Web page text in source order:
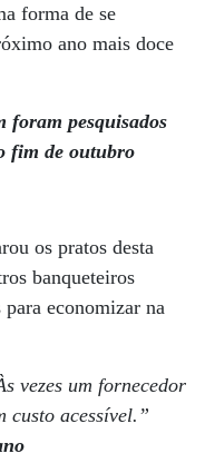
forma de se
ano mais doce
foram pesquisados
fim de outubro
os pratos desta
banqueteiros
economizar na
vezes um fornecedor
custo acessível.”